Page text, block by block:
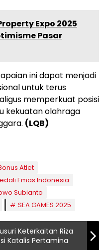
Expo 2025
Pasar
ini dapat menjadi
untuk terus
memperkuat posisi
kekuatan olahraga
(LQB)
Atlet
Emas Indonesia
Subianto
SEA GAMES 2025
Keterkaitan Riza
Katalis Pertamina